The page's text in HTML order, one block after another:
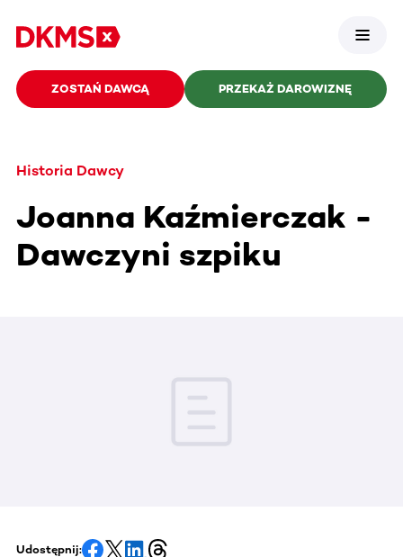
ZOSTAŃ DAWCĄ PRZEKAŻ DAROWIZNĘ
Historia Dawcy
Joanna Kaźmierczak -
Dawczyni szpiku
Udostępnij: